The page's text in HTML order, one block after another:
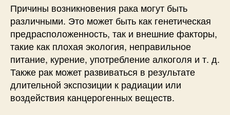
Причины возникновения рака могут быть
различными. Это может быть как генетическая
предрасположенность, так и внешние факторы,
такие как плохая экология, неправильное
питание, курение, употребление алкоголя и т. д.
Также рак может развиваться в результате
длительной экспозиции к радиации или
воздействия канцерогенных веществ.